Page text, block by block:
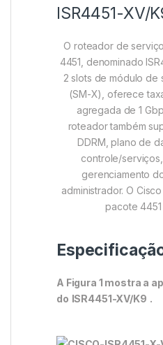
ISR4451-XV/
O roteador de
4451, denominado
2 slots de módulo de
(SM-X), oferece
agregada de 1
roteador também
DDRM, plano de
controle/
gerenciamento
administrador. O
pacote
A Figura 1 mostra a
do ISR4451-XV/K9 .